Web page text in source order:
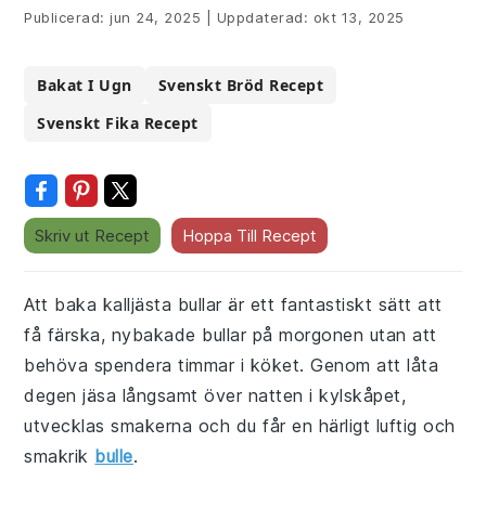
Publicerad:jun 24, 2025 Uppdaterad: okt 13, 2025
Bakat I Ugn
Svenskt Bröd Recept
Svenskt Fika Recept
Skriv ut Recept Hoppa Till Recept
Att baka kalljästa bullar är ett fantastiskt sätt att
få färska, nybakade bullar på morgonen utan att
behöva spendera timmar i köket. Genom att låta
degen jäsa långsamt över natten i kylskåpet,
utvecklas smakerna och du får en härligt luftig och
smakrik bulle.